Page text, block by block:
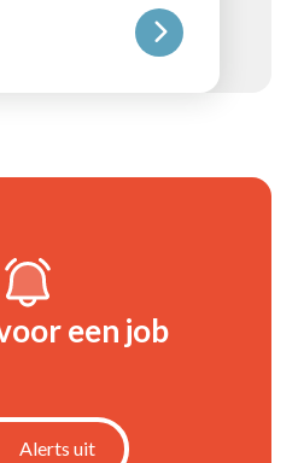
een job
Alerts uit